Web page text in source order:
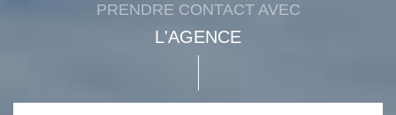
PRENDRE CONTACT AVEC
L'AGENCE